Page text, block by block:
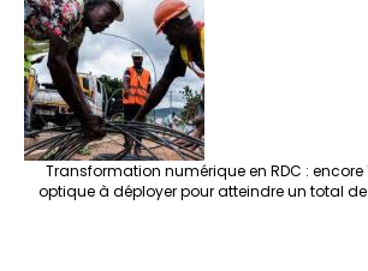
Transformation numérique en RDC : encore
optique à déployer pour atteindre un total de